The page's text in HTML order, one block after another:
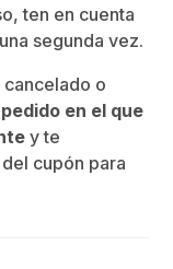
ten en cuenta
segunda vez.
o
en el que
y te
cupón para